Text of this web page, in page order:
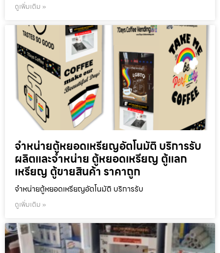
ดูเพิ่มเติม »
จำหน่ายตู้หยอดเหรียญ​อัตโนมัติ บริการรับ
ผลิตและจำหน่าย ตู้หยอดเหรียญ ตู้แลก
เหรียญ ตู้ขายสินค้า ราคาถูก
จำหน่ายตู้หยอดเหรียญ​อัตโนมัติ บริการรับ
ดูเพิ่มเติม »